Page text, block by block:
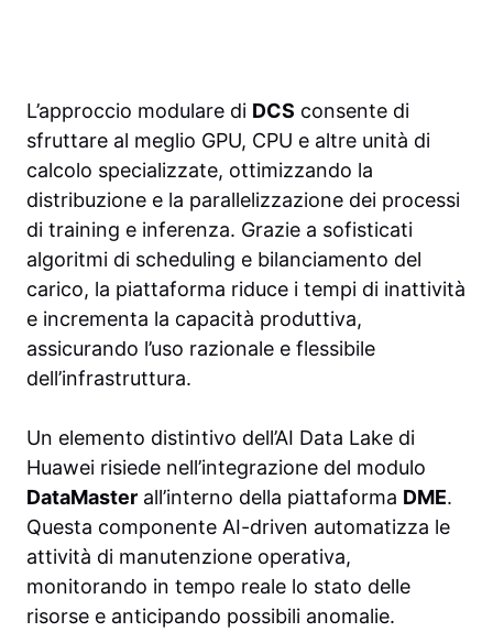
L’approccio modulare di DCS consente di
sfruttare al meglio GPU, CPU e altre unità di
calcolo specializzate, ottimizzando la
distribuzione e la parallelizzazione dei processi
di training e inferenza. Grazie a sofisticati
algoritmi di scheduling e bilanciamento del
carico, la piattaforma riduce i tempi di inattività
e incrementa la capacità produttiva,
assicurando l’uso razionale e flessibile
dell’infrastruttura.
Un elemento distintivo dell’AI Data Lake di
Huawei risiede nell’integrazione del modulo
DataMaster all’interno della piattaforma DME.
Questa componente AI-driven automatizza le
attività di manutenzione operativa,
monitorando in tempo reale lo stato delle
risorse e anticipando possibili anomalie.